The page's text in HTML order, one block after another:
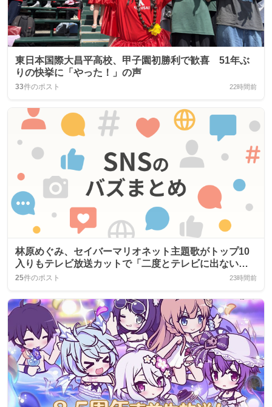
東日本国際大昌平高校、甲子園初勝利で歓喜 51年ぶ
りの快挙に「やった！」の声
33件のポスト 22時間前
林原めぐみ、セイバーマリオネット主題歌がトップ10
入りもテレビ放送カットで「二度とテレビに出ない」
と冗談交じりに語る
25件のポスト 23時間前